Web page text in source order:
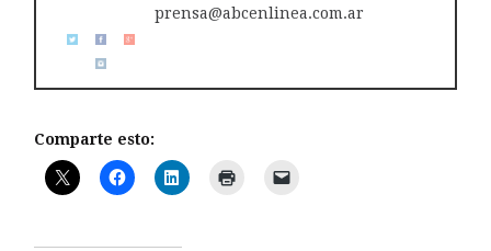
prensa@abcenlinea.com.ar
Comparte esto: